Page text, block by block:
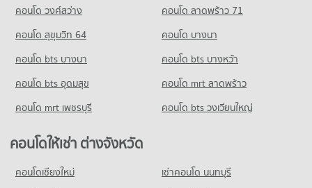
ขายคอนโด สุขุมวิท 26
คอนโด สุขุมวิท 31
คอนโดให้เช่า สุขุมวิท 31
มีคอนโดให้เช่า 950 ประกาศ
มีคอนโดขาย 428 ประกาศ
คอนโด สุขุมวิท 33/1
คอนโด วงศ์สว่าง
คอนโด ลาดพร้าว 71
คอนโด สุขุมวิท 64
คอนโด บางนา
คอนโด bts บางนา
คอนโด bts บางหว้า
คอนโด bts อุดมสุข
คอนโด mrt ลาดพร้าว
คอนโด mrt เพชรบุรี
คอนโด bts วงเวียนใหญ่
คอนโดให้เช่า ต่างจังหวัด
คอนโดเชียงใหม่
เช่าคอนโด นนทบุรี